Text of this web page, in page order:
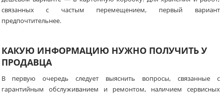
связанных с частым перемещением, первый вариант
предпочтительнее.
КАКУЮ ИНФОРМАЦИЮ НУЖНО ПОЛУЧИТЬ У
ПРОДАВЦА
В первую очередь следует выяснить вопросы, связанные с
гарантийным обслуживанием и ремонтом, наличием сервисных